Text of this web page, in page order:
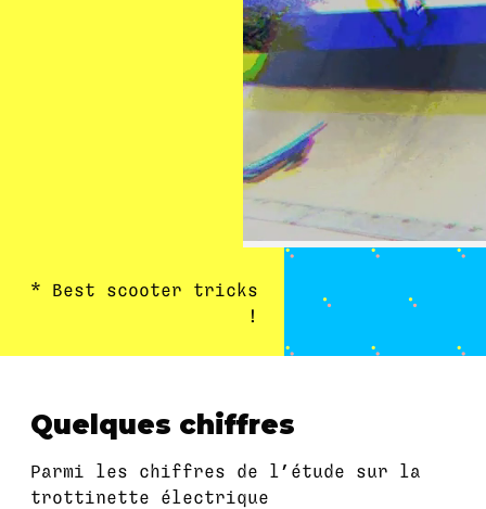
* Best scooter tricks
!
Quelques chiffres
Parmi les chiffres de l’étude sur la
trottinette électrique